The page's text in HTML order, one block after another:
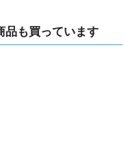
品も買っています